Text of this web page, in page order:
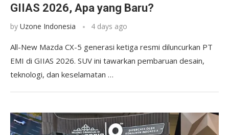
GIIAS 2026, Apa yang Baru?
by Uzone Indonesia 4 days ago
All-New Mazda CX-5 generasi ketiga resmi diluncurkan PT
EMI di GIIAS 2026. SUV ini tawarkan pembaruan desain,
teknologi, dan keselamatan …